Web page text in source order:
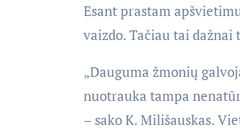
Esant prastam
vaizdo. Tačiau tai
„Dauguma žmonių
nuotrauka tampa
– sako K. Milišauskas.